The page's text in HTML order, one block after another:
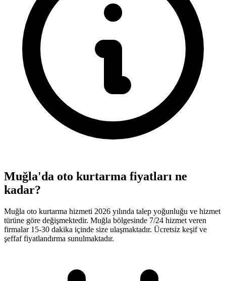
Muğla'da oto kurtarma fiyatları ne
kadar?
Muğla oto kurtarma hizmeti 2026 yılında talep yoğunluğu ve hizmet
türüne göre değişmektedir. Muğla bölgesinde 7/24 hizmet veren
firmalar 15-30 dakika içinde size ulaşmaktadır. Ücretsiz keşif ve
şeffaf fiyatlandırma sunulmaktadır.